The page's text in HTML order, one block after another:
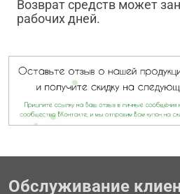
Возврат средств может
рабочих дней.
Обслуживание